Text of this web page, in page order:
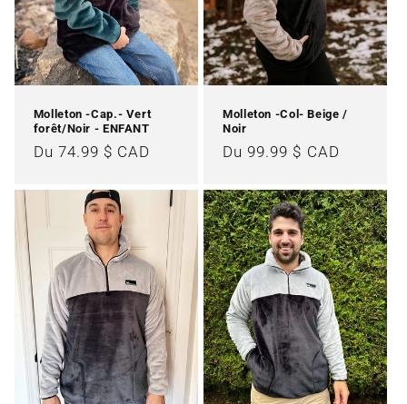
Molleton -Cap.- Vert
forêt/Noir - ENFANT
Prix
Du 74.99 $ CAD
Molleton -Col- Beige /
Noir
Prix
Du 99.99 $ CAD